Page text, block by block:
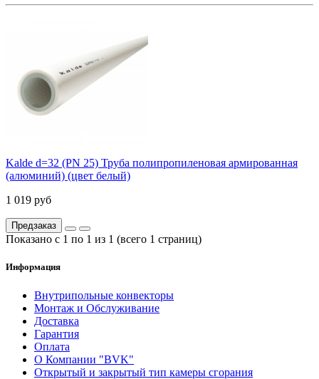
Kalde d=32 (PN 25) Труба полипропиленовая армированная
(алюминий) (цвет белый)
1 019 руб
Предзаказ
Показано с 1 по 1 из 1 (всего 1 страниц)
Информация
Внутрипольные конвекторы
Монтаж и Обслуживание
Доставка
Гарантия
Оплата
О Компании "BVK"
Открытый и закрытый тип камеры сгорания